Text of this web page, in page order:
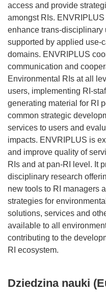
access and provide
amongst RIs.
enhance trans-disciplinary
supported by applied use-
domains. ENVRIPLUS
communication and
Environmental RIs at all
users, implementing RI-
generating material for RI
common strategic
services to users and
impacts. ENVRIPLUS is
and improve quality of
RIs and at pan-RI level. It
disciplinary research
new tools to RI managers
strategies for
solutions, services and
available to all
contributing to the
Dziedzina nauki